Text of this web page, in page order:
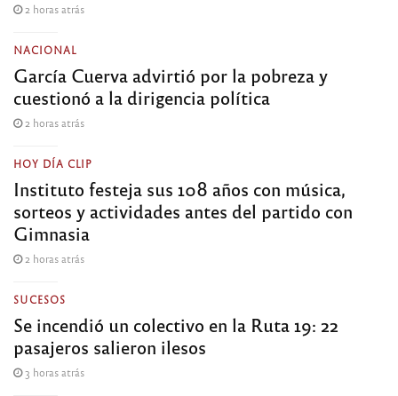
2 horas atrás
NACIONAL
García Cuerva advirtió por la pobreza y
cuestionó a la dirigencia política
2 horas atrás
HOY DÍA CLIP
Instituto festeja sus 108 años con música,
sorteos y actividades antes del partido con
Gimnasia
2 horas atrás
SUCESOS
Se incendió un colectivo en la Ruta 19: 22
pasajeros salieron ilesos
3 horas atrás